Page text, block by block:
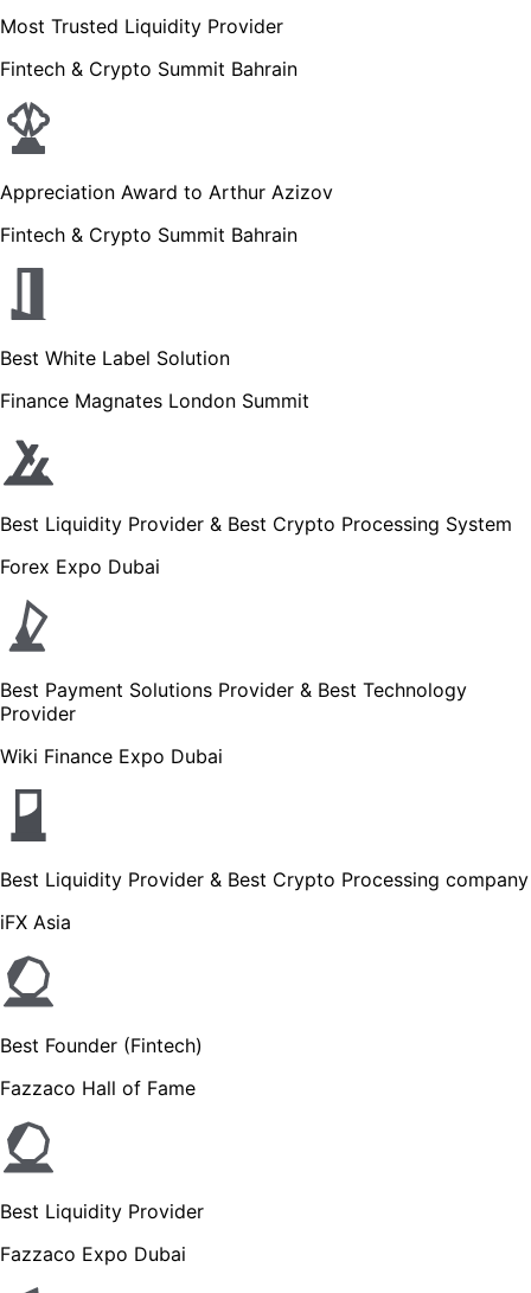
Most Trusted Liquidity Provider
Fintech & Crypto Summit Bahrain
Appreciation Award to Arthur Azizov
Fintech & Crypto Summit Bahrain
Best White Label Solution
Finance Magnates London Summit
Best Liquidity Provider & Best Crypto Processing System
Forex Expo Dubai
Best Payment Solutions Provider & Best Technology
Provider
Wiki Finance Expo Dubai
Best Liquidity Provider & Best Crypto Processing company
iFX Asia
Best Founder (Fintech)
Fazzaco Hall of Fame
Best Liquidity Provider
Fazzaco Expo Dubai